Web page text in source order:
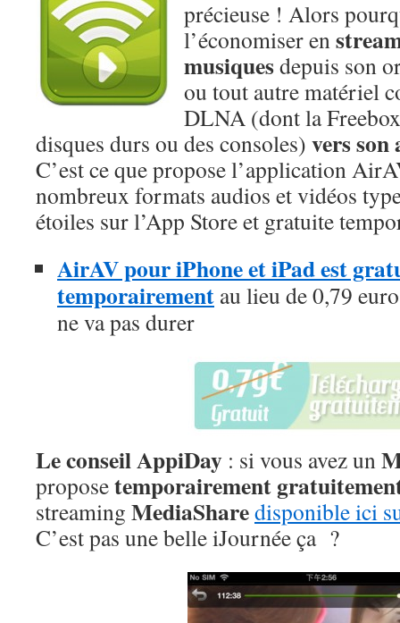
précieuse ! Alors
l’économiser en
musiquesdepuis son
ou tout autre matériel
DLNA (dont la
disques durs ou des consoles) vers
C’est ce que propose l’application
nombreux formats audios et vidéos
étoiles sur l’App Store et gratuite
AirAV pour iPhone et iPad est
temporairement au lieu de 0,79
ne va pas durer
Le conseil AppiDay : si vous avez un
proposetemporairement
streaming MediaSharedisponible ici
C’est pas une belle iJournée ça ?